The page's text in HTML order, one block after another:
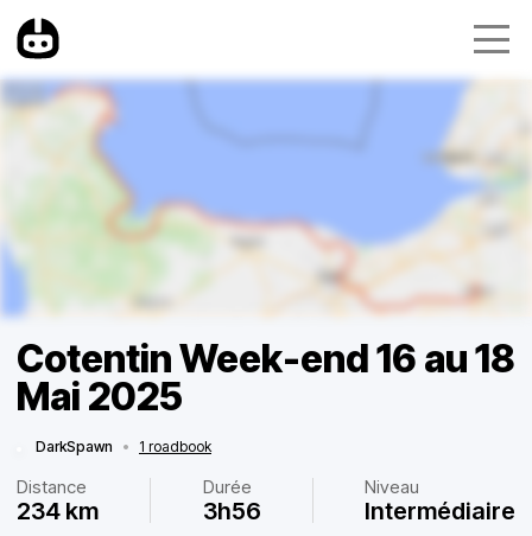
Cotentin Week-end 16 au 18
Mai 2025
DarkSpawn • 1 roadbook
Distance
234 km
Durée
3h56
Niveau
Intermédiaire